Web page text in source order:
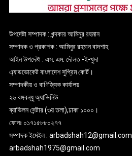
উপদেষ্টা সম্পাদক : খন্দকার আমিনুর রহমান
সম্পাদক ও প্রকাশক : আমিনুর রহমান বাদশাহ
আইন উপদেষ্টা : এস. এম. দৌলত -ই-খুদা
এ্যাডভোকেট বাংলাদেশ সুপ্রিম কোর্ট।
সম্পাদকীয় ও বাণিজ্যিক কার্যালয়
২৬ বঙ্গবন্ধু অ্যাভিনিউ
ব্যাভিলন সেন্টার (৩য় তলা),ঢাকা ১০০০।
ফোনঃ ০১৭১৫৮৮০২৭৭
সম্পাদক ইমেইল : arbadshah12@gmail.com
arbadshah1975@gmail.com